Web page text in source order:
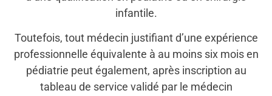
infantile.
Toutefois, tout médecin justifiant d’une expérience
professionnelle équivalente à au moins six mois en
pédiatrie peut également, après inscription au
tableau de service validé par le médecin